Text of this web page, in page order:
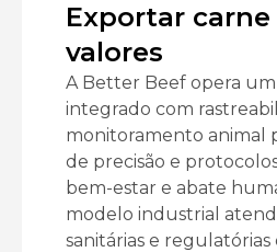
Exportar
valores
A Better Beef opera um
integrado com
monitoramento animal
de precisão e
bem-estar e abate
modelo industrial
sanitárias e regulatórias